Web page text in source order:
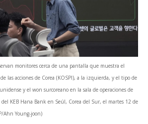
monitores cerca de una pantalla que muestra el
las acciones de Corea (KOSPI), a la izquierda, y el tipo de
y el won surcoreano en la sala de operaciones de
del KEB Hana Bank en Seúl, Corea del Sur, el martes 12 de
Ahn Young-joon)